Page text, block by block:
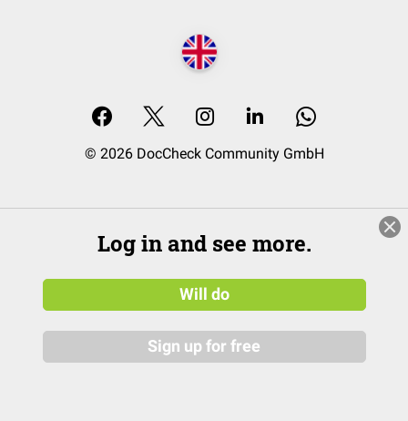
© 2026 DocCheck Community GmbH
Log in and see more.
Will do
Sign up for free